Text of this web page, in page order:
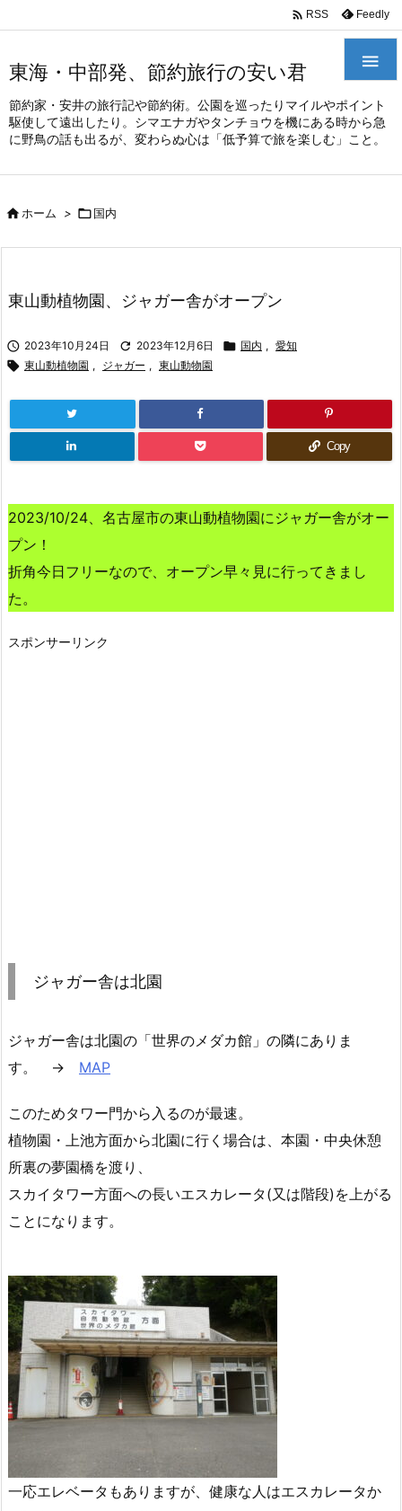
東海・中部発、節約旅行の安い君
節約家・安井の旅行記や節約術。公園を巡ったりマイルやポイント
駆使して遠出したり。シマエナガやタンチョウを機にある時から急
に野鳥の話も出るが、変わらぬ心は「低予算で旅を楽しむ」こと。

 RSS Feedly
ホーム > 国内
東山動植物園、ジャガー舎がオープン
 2023年10月24日  2023年12月6日  国内 , 愛知
 東山動植物園 , ジャガー , 東山動物園
Copy
2023/10/24、名古屋市の東山動植物園にジャガー舎がオー
プン！
折角今日フリーなので、オープン早々見に行ってきまし
た。
スポンサーリンク
ジャガー舎は北園
ジャガー舎は北園の「世界のメダカ館」の隣にありま
す。 → MAP
このためタワー門から入るのが最速。
植物園・上池方面から北園に行く場合は、本園・中央休憩
所裏の夢園橋を渡り、
スカイタワー方面への長いエスカレータ(又は階段)を上がる
ことになります。
一応エレベータもありますが、健康な人はエスカレータか